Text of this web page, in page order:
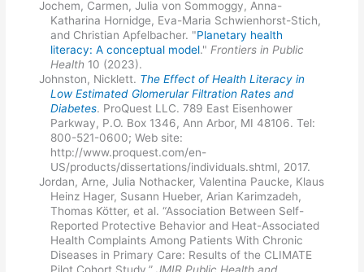
Jochem, Carmen, Julia von Sommoggy, Anna-
Katharina Hornidge, Eva-Maria Schwienhorst-Stich,
and Christian Apfelbacher. "Planetary health
literacy: A conceptual model." Frontiers in Public
Health 10 (2023).
Johnston, Nicklett. The Effect of Health Literacy in
Low Estimated Glomerular Filtration Rates and
Diabetes. ProQuest LLC. 789 East Eisenhower
Parkway, P.O. Box 1346, Ann Arbor, MI 48106. Tel:
800-521-0600; Web site:
http://www.proquest.com/en-
US/products/dissertations/individuals.shtml, 2017.
Jordan, Arne, Julia Nothacker, Valentina Paucke, Klaus
Heinz Hager, Susann Hueber, Arian Karimzadeh,
Thomas Kötter, et al. “Association Between Self-
Reported Protective Behavior and Heat-Associated
Health Complaints Among Patients With Chronic
Diseases in Primary Care: Results of the CLIMATE